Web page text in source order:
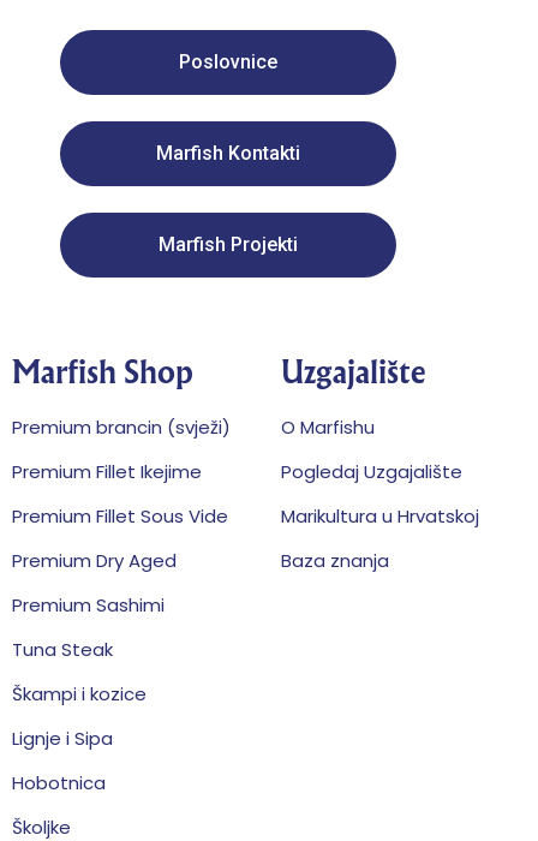
Poslovnice
Marfish Kontakti
Marfish Projekti
Marfish Shop
Premium brancin (svježi)
Premium Fillet Ikejime
Premium Fillet Sous Vide
Premium Dry Aged
Premium Sashimi
Tuna Steak
Škampi i kozice
Lignje i Sipa
Hobotnica
Školjke
Uzgajalište
O Marfishu
Pogledaj Uzgajalište
Marikultura u Hrvatskoj
Baza znanja